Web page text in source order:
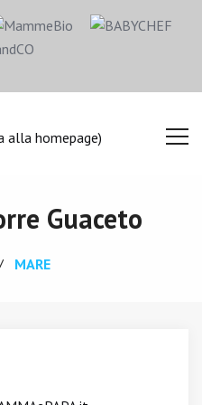
Guaceto
MARE